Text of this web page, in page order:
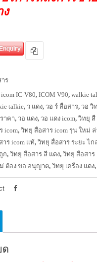
ง
ร
icom IC-V80, ICOM V90, walkie
talkie, ว แดง, วอ ร์ สื่อสาร, วอ วิ
าคา, วอ แดง, วอ แดง icom, วิทยุ สื
icom, วิทยุ สื่อสาร icom รุ่น ใหม่
าร icom แท้, วิทยุ สื่อสาร ระยะ ไก
ก, วิทยุ สื่อสาร สี แดง, วิทยุ สื่อสาร
ต้อง ขอ อนุญาต, วิทยุ เครื่อง แดง,
ด